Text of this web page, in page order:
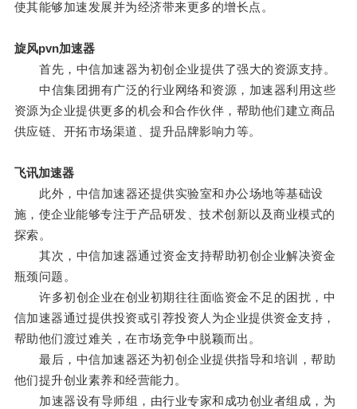
使其能够加速发展并为经济带来更多的增长点。
旋风pvn加速器
首先，中信加速器为初创企业提供了强大的资源支持。
中信集团拥有广泛的行业网络和资源，加速器利用这些
资源为企业提供更多的机会和合作伙伴，帮助他们建立商品
供应链、开拓市场渠道、提升品牌影响力等。
飞讯加速器
此外，中信加速器还提供实验室和办公场地等基础设
施，使企业能够专注于产品研发、技术创新以及商业模式的
探索。
其次，中信加速器通过资金支持帮助初创企业解决资金
瓶颈问题。
许多初创企业在创业初期往往面临资金不足的困扰，中
信加速器通过提供投资或引荐投资人为企业提供资金支持，
帮助他们渡过难关，在市场竞争中脱颖而出。
最后，中信加速器还为初创企业提供指导和培训，帮助
他们提升创业素养和经营能力。
加速器设有导师组，由行业专家和成功创业者组成，为